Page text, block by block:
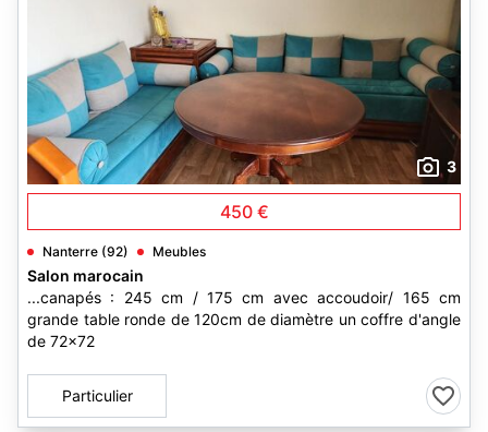
3
450 €
Nanterre (92) Meubles
Salon marocain
...canapés : 245 cm / 175 cm avec accoudoir/ 165 cm
grande table ronde de 120cm de diamètre un coffre d'angle
de 72×72
Particulier